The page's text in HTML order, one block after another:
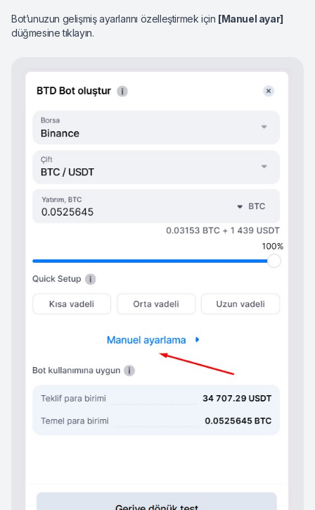
Bot’unuzun gelişmiş ayarlarını özelleştirmek için [Manuel ayar]
düğmesine tıklayın.